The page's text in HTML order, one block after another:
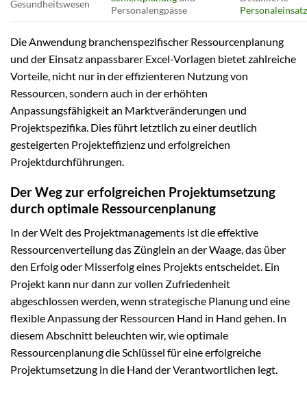
Gesundheitswesen
Personalengpässe
Die Anwendung branchenspezifischer Ressourcenplanung
und der Einsatz anpassbarer Excel-Vorlagen bietet zahlreiche
Vorteile, nicht nur in der effizienteren Nutzung von
Ressourcen, sondern auch in der erhöhten
Anpassungsfähigkeit an Marktveränderungen und
Projektspezifika. Dies führt letztlich zu einer deutlich
gesteigerten Projekteffizienz und erfolgreichen
Projektdurchführungen.
Der Weg zur erfolgreichen Projektumsetzung
durch optimale Ressourcenplanung
In der Welt des Projektmanagements ist die effektive
Ressourcenverteilung das Zünglein an der Waage, das über
den Erfolg oder Misserfolg eines Projekts entscheidet. Ein
Projekt kann nur dann zur vollen Zufriedenheit
abgeschlossen werden, wenn strategische Planung und eine
flexible Anpassung der Ressourcen Hand in Hand gehen. In
diesem Abschnitt beleuchten wir, wie optimale
Ressourcenplanung die Schlüssel für eine erfolgreiche
Projektumsetzung in die Hand der Verantwortlichen legt.